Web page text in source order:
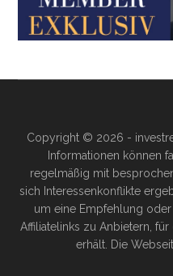
Copyright © 2026 -
Informationen können
regelmäßig mit
sich Interessenkonflikte
um eine Empfehlung
Affiliatelinks zu Anbietern,
erhält. Die